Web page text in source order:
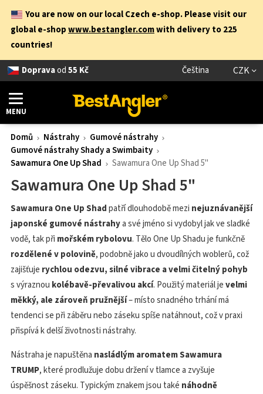
You are now on our local Czech e-shop. Please visit our
global e-shopwww.bestangler.comwith delivery to 225
countries!
Dopravaod55 Kč Čeština CZK
MENU
Domů Nástrahy
Gumové nástrahy
Gumové nástrahy Shady a Swimbaity
Sawamura One Up Shad
Sawamura One Up Shad 5"
Sawamura One Up Shad 5"
Sawamura One Up Shadpatří dlouhodobě mezi nejuznávanější
japonské gumové nástrahya své jméno si vydobyl jak ve sladké
vodě, tak při mořském rybolovu. Tělo One Up Shadu je funkčně
rozdělené v polovině, podobně jako u dvoudílných woblerů, což
zajišťuje rychlou odezvu, silné vibrace a velmi čitelný pohyb
s výraznou kolébavě-převalivou akcí. Použitý materiál jevelmi
měkký, ale zároveň pružnější– místo snadného trhání má
tendenci se při záběru nebo záseku spíše natáhnout, což v praxi
přispívá k delší životnosti nástrahy.
Nástraha je napuštěna nasládlým aromatem Sawamura
TRUMP, které prodlužuje dobu držení v tlamce a zvyšuje
úspěšnost záseku. Typickým znakem jsou také náhodně